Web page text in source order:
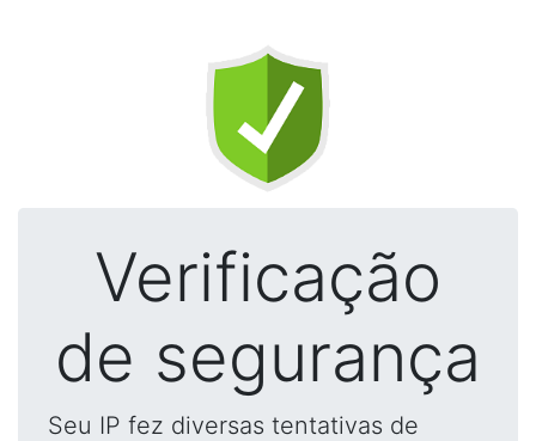
Verificação
de segurança
Seu IP fez diversas tentativas de